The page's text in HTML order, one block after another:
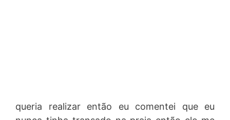
queria realizar então eu comentei que eu